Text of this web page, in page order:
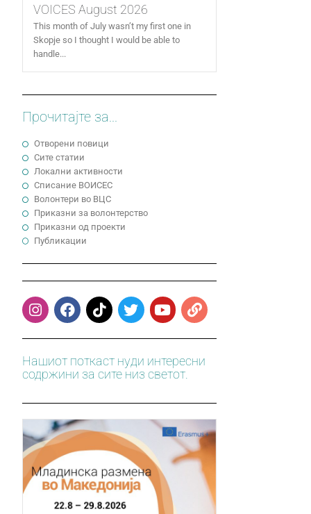
VOICES August 2026
This month of July wasn’t my first one in
Skopje so I thought I would be able to
handle...
Прочитајте за...
Отворени повици
Сите статии
Локални активности
Cписание ВОИСЕС
Волонтери во ВЦС
Приказни за волонтерство
Приказни од проекти
Публикации
Нашиот поткаст нуди интересни
содржини за сите низ светот.